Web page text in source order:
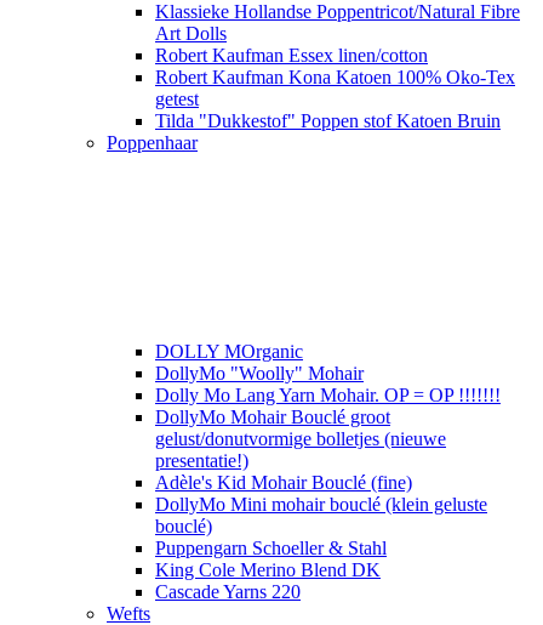
Klassieke Hollandse Poppentricot/Natural Fibre
Art Dolls
Robert Kaufman Essex linen/cotton
Robert Kaufman Kona Katoen 100% Oko-Tex
getest
Tilda "Dukkestof" Poppen stof Katoen Bruin
Poppenhaar
DOLLY MOrganic
DollyMo "Woolly" Mohair
Dolly Mo Lang Yarn Mohair. OP = OP !!!!!!!
DollyMo Mohair Bouclé groot
gelust/donutvormige bolletjes (nieuwe
presentatie!)
Adèle's Kid Mohair Bouclé (fine)
DollyMo Mini mohair bouclé (klein geluste
bouclé)
Puppengarn Schoeller & Stahl
King Cole Merino Blend DK
Cascade Yarns 220
Wefts